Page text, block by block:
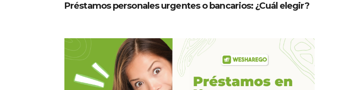
Préstamos personales urgentes o bancarios: ¿Cuál elegir?